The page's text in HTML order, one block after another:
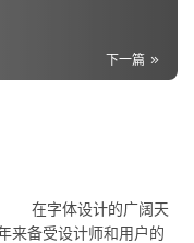
下一篇
在字体设计的广阔天
来备受设计师和用户的